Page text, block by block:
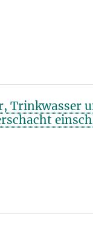
Trinkwasser